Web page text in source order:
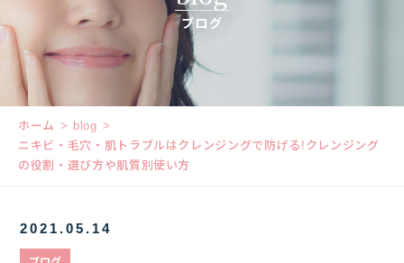
ブログ
ホーム
blog
ニキビ・毛穴・肌トラブルはクレンジングで防げる!クレンジング
の役割・選び方や肌質別使い方
2021.05.14